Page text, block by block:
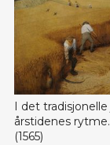
I det
årstidenes
(1565)